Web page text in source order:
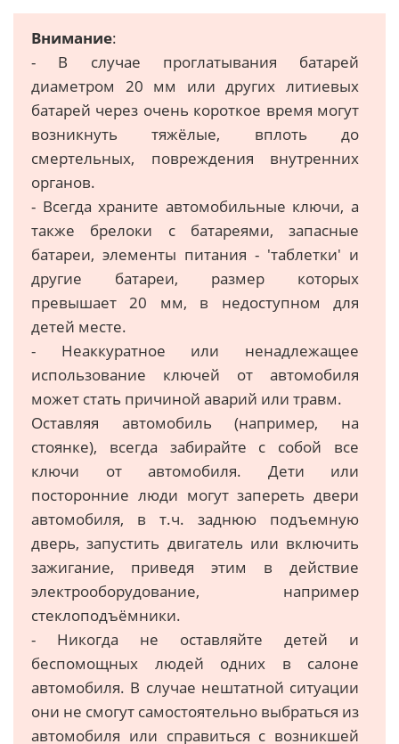
Внимание:
- В случае проглатывания батарей
диаметром 20 мм или других литиевых
батарей через очень короткое время могут
возникнуть тяжёлые, вплоть до
смертельных, повреждения внутренних
органов.
- Всегда храните автомобильные ключи, а
также брелоки с батареями, запасные
батареи, элементы питания - 'таблетки' и
другие батареи, размер которых
превышает 20 мм, в недоступном для
детей месте.
- Неаккуратное или ненадлежащее
использование ключей от автомобиля
может стать причиной аварий или травм.
Оставляя автомобиль (например, на
стоянке), всегда забирайте с собой все
ключи от автомобиля. Дети или
посторонние люди могут запереть двери
автомобиля, в т.ч. заднюю подъемную
дверь, запустить двигатель или включить
зажигание, приведя этим в действие
электрооборудование, например
стеклоподъёмники.
- Никогда не оставляйте детей и
беспомощных людей одних в салоне
автомобиля. В случае нештатной ситуации
они не смогут самостоятельно выбраться из
автомобиля или справиться с возникшей